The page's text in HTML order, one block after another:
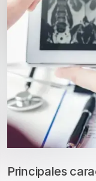
Principales